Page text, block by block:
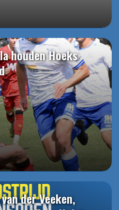
houden Hoeks
der Veeken,